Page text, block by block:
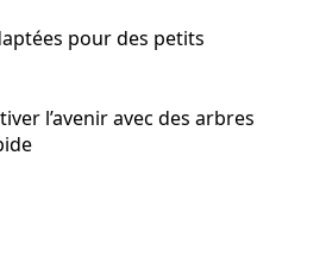
pour des petits
l’avenir avec des arbres